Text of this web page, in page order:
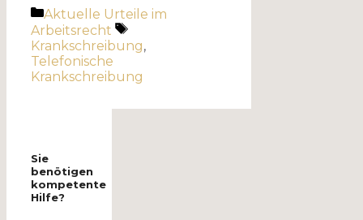
Kategorien
Aktuelle Urteile im
Arbeitsrecht
Schlagwörter
Krankschreibung,
Telefonische
Krankschreibung
Sie
benötigen
kompetente
Hilfe?